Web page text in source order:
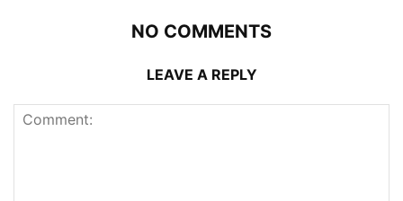
NO COMMENTS
LEAVE A REPLY